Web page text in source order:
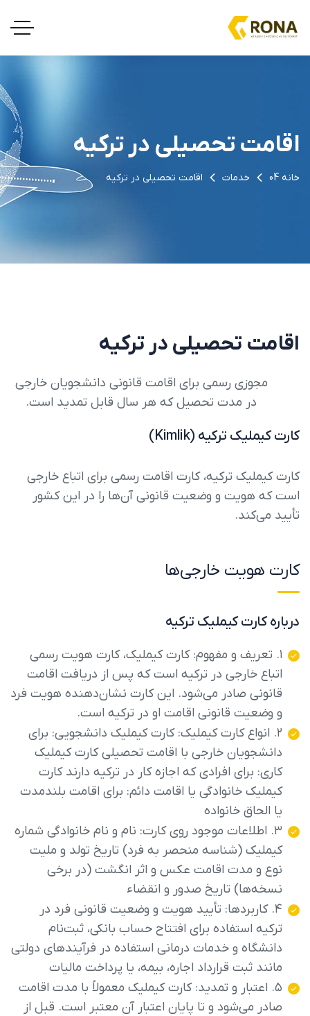
اقامت تحصیلی در ترکیه
خانه 04 خدمات اقامت تحصیلی در ترکیه
اقامت تحصیلی در ترکیه
مجوزی رسمی برای اقامت قانونی دانشجویان خارجی
در مدت تحصیل که هر سال قابل تمدید است.
کارت کیملیک ترکیه (Kimlik)
کارت کیملیک ترکیه، کارت اقامت رسمی برای اتباع خارجی
است که هویت و وضعیت قانونی آن‌ها را در این کشور
تأیید می‌کند.
کارت هویت خارجی‌ها
درباره کارت کیملیک ترکیه
۱. تعریف و مفهوم: کارت کیملیک، کارت هویت رسمی
اتباع خارجی در ترکیه است که پس از دریافت اقامت
قانونی صادر می‌شود. این کارت نشان‌دهنده هویت فرد
و وضعیت قانونی اقامت او در ترکیه است.
۲. انواع کارت کیملیک: کارت کیملیک دانشجویی: برای
دانشجویان خارجی با اقامت تحصیلی کارت کیملیک
کاری: برای افرادی که اجازه کار در ترکیه دارند کارت
کیملیک خانوادگی یا اقامت دائم: برای اقامت بلندمدت
یا الحاق خانواده
۳. اطلاعات موجود روی کارت: نام و نام خانوادگی شماره
کیملیک (شناسه منحصر به فرد) تاریخ تولد و ملیت
نوع و مدت اقامت عکس و اثر انگشت (در برخی
نسخه‌ها) تاریخ صدور و انقضاء
۴. کاربردها: تأیید هویت و وضعیت قانونی فرد در
ترکیه استفاده برای افتتاح حساب بانکی، ثبت‌نام
دانشگاه و خدمات درمانی استفاده در فرآیندهای دولتی
مانند ثبت قرارداد اجاره، بیمه، یا پرداخت مالیات
۵. اعتبار و تمدید: کارت کیملیک معمولاً با مدت اقامت
صادر می‌شود و تا پایان اعتبار آن معتبر است. قبل از